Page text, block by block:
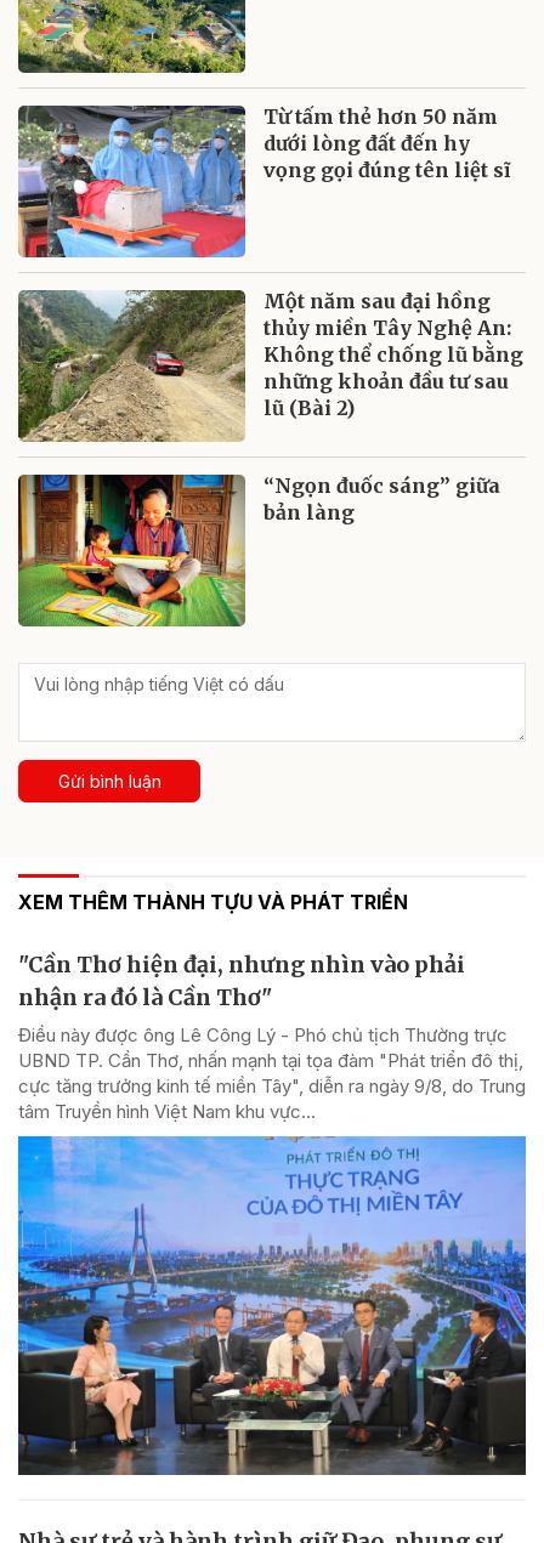
Từ tấm thẻ hơn 50 năm
dưới lòng đất đến hy
vọng gọi đúng tên liệt sĩ
Một năm sau đại hồng
thủy miền Tây Nghệ An:
Không thể chống lũ bằng
những khoản đầu tư sau
lũ (Bài 2)
“Ngọn đuốc sáng” giữa
bản làng
Gửi bình luận
XEM THÊM THÀNH TỰU VÀ PHÁT TRIỂN
"Cần Thơ hiện đại, nhưng nhìn vào phải
nhận ra đó là Cần Thơ"
Điều này được ông Lê Công Lý - Phó chủ tịch Thường trực
UBND TP. Cần Thơ, nhấn mạnh tại tọa đàm "Phát triển đô thị,
cực tăng trưởng kinh tế miền Tây", diễn ra ngày 9/8, do Trung
tâm Truyền hình Việt Nam khu vực...